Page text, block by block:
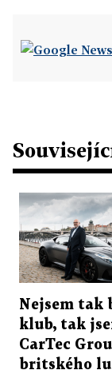
Nejsem tak
klub, tak
CarTec
britského